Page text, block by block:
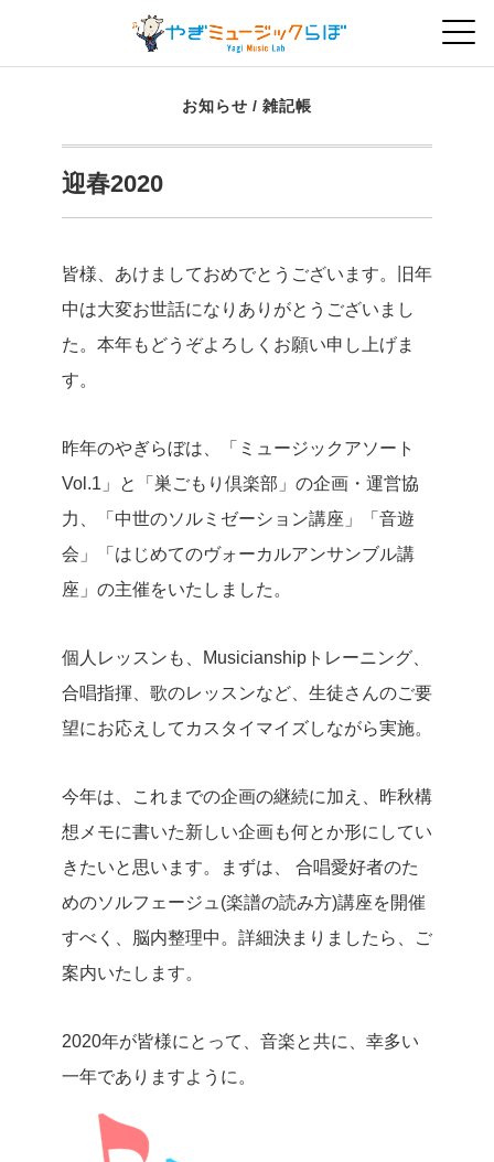
お知らせ /雑記帳
迎春2020
皆様、あけましておめでとうございます。旧年
中は大変お世話になりありがとうございまし
た。本年もどうぞよろしくお願い申し上げま
す。
昨年のやぎらぼは、「ミュージックアソート
Vol.1」と「巣ごもり倶楽部」の企画・運営協
力、「中世のソルミゼーション講座」「音遊
会」「はじめてのヴォーカルアンサンブル講
座」の主催をいたしました。
個人レッスンも、Musicianshipトレーニング、
合唱指揮、歌のレッスンなど、生徒さんのご要
望にお応えしてカスタイマイズしながら実施。
今年は、これまでの企画の継続に加え、昨秋構
想メモに書いた新しい企画も何とか形にしてい
きたいと思います。まずは、 合唱愛好者のた
めのソルフェージュ(楽譜の読み方)講座を開催
すべく、脳内整理中。詳細決まりましたら、ご
案内いたします。
2020年が皆様にとって、音楽と共に、幸多い
一年でありますように。